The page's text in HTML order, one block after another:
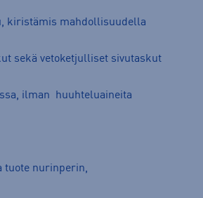
kiristämis mahdollisuudella
sekä vetoketjulliset sivutaskut
ilman huuhteluaineita
tuote nurinperin,